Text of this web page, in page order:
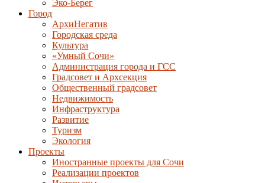
Эко-Берег
Город
АрхиНегатив
Городская среда
Культура
«Умный Сочи»
Администрация города и ГСС
Градсовет и Архсекция
Общественный градсовет
Недвижимость
Инфраструктура
Развитие
Туризм
Экология
Проекты
Иностранные проекты для Сочи
Реализации проектов